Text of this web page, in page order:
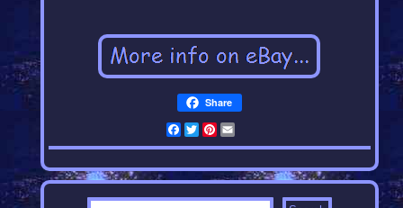
Share
Facebook
Twitter
Pinterest